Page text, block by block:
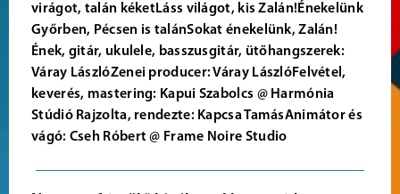
virágot, talán kéketLáss világot, kis Zalán!Énekelünk
Győrben, Pécsen is talánSokat énekelünk, Zalán!
Ének, gitár, ukulele, basszusgitár, ütőhangszerek:
Váray LászlóZenei producer: Váray LászlóFelvétel,
keverés, mastering: Kapui Szabolcs @ Harmónia
Stúdió Rajzolta, rendezte: Kapcsa TamásAnimátor és
vágó: Cseh Róbert @ Frame Noire Studio